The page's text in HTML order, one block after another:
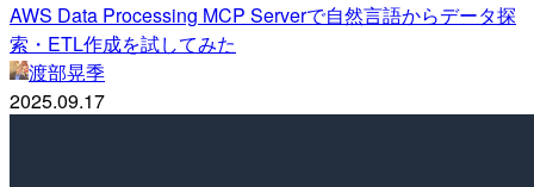
AWS Data Processing MCP Serverで自然言語からデータ探
索・ETL作成を試してみた
渡部晃季
2025.09.17